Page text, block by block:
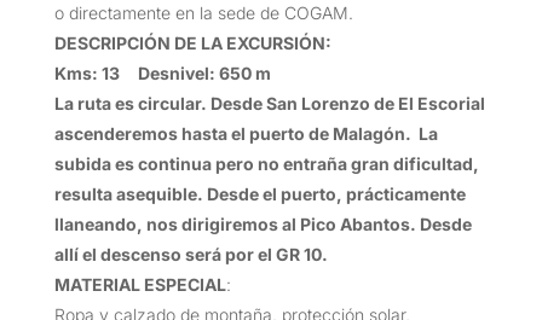
o directamente en la sede de COGAM.
DESCRIPCIÓN DE LA EXCURSIÓN:
Kms: 13 Desnivel: 650 m
La ruta es circular. Desde San Lorenzo de El Escorial
ascenderemos hasta el puerto de Malagón. La
subida es continua pero no entraña gran dificultad,
resulta asequible. Desde el puerto, prácticamente
llaneando, nos dirigiremos al Pico Abantos. Desde
allí el descenso será por el GR 10.
MATERIAL ESPECIAL:
Ropa y calzado de montaña, protección solar,